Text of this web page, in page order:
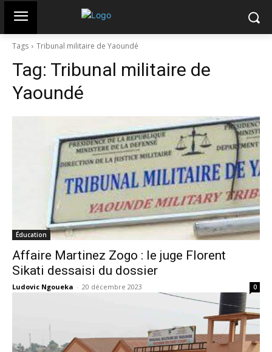
Tags Tribunal militaire de Yaoundé
Tag: Tribunal militaire de
Yaoundé
Éducation
Affaire Martinez Zogo : le juge Florent
Sikati dessaisi du dossier
Ludovic Ngoueka - 20 décembre 2023 0